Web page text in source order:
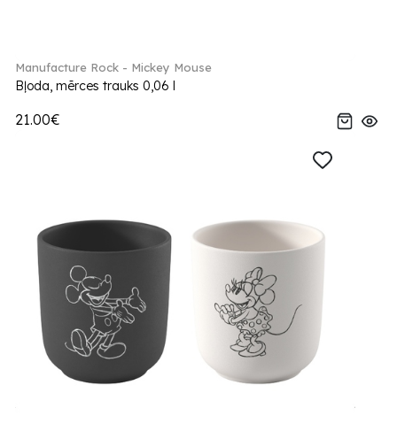
Manufacture Rock - Mickey Mouse
Bļoda, mērces trauks 0,06 l
21.00€